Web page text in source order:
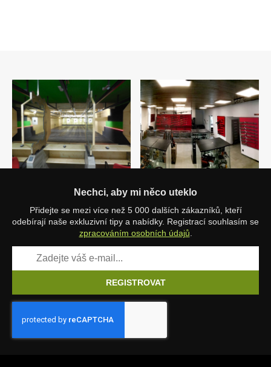
Nechci, aby mi něco uteklo
Přidejte se mezi více než 5 000 dalších zákazníků, kteří
odebírají naše exkluzivní tipy a nabídky. Registrací souhlasím se
zpracováním osobních údajů
REGISTROVAT